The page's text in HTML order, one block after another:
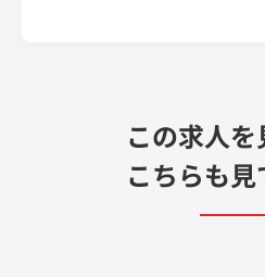
この求人を
こちらも見